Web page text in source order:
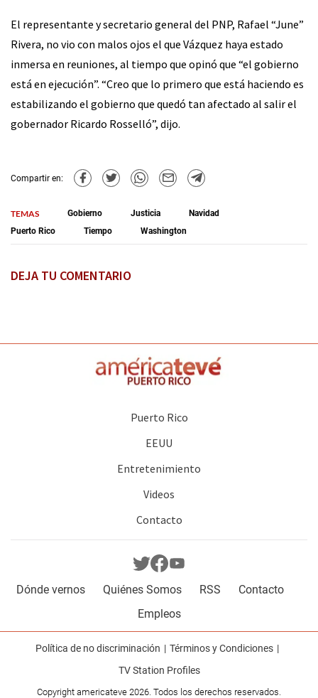
El representante y secretario general del PNP, Rafael “June”
Rivera, no vio con malos ojos el que Vázquez haya estado
inmersa en reuniones, al tiempo que opinó que “el gobierno
está en ejecución”. “Creo que lo primero que está haciendo es
estabilizando el gobierno que quedó tan afectado al salir el
gobernador Ricardo Rosselló”, dijo.
Compartir en:
TEMAS Gobierno Justicia
Navidad
Puerto Rico
Tiempo Washington
DEJA TU COMENTARIO
Puerto Rico
EEUU
Entretenimiento
Videos
Contacto
Dónde vernos Quiénes Somos RSS
Contacto
Empleos
Política de no discriminación
Términos y Condiciones
TV Station Profiles
Copyright americateve 2026. Todos los derechos reservados.